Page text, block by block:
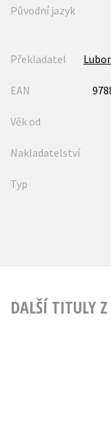
Původní jazyk
Překladatel
EAN
Věk od
Nakladatelství
Typ
DALŠÍ TITULY